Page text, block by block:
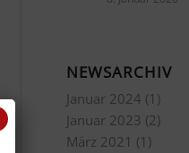
NEWSARCHIV
Januar 2024 (1)
Januar 2023 (2)
März 2021 (1)